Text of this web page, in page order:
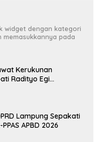
widget dengan kategori
pada
Kerukunan
Radityo Egi
Lampung Sepakati
APBD 2026